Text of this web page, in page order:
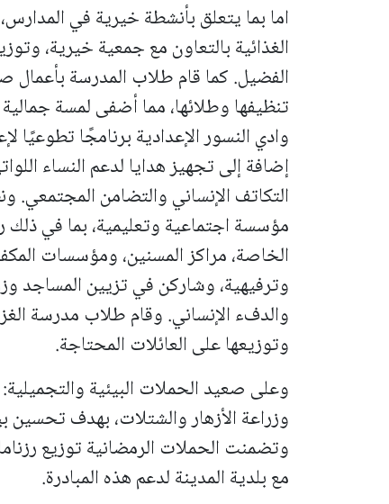
اما بما يتعلق بأنشطة خيرية في
الغذائية بالتعاون مع جمعية خيرية،
الفضيل. كما قام طلاب المدرسة
تنظيفها وطلائها، مما أضفى لمسة
وادي النسور الإعدادية برنامجًا تطوعيًا
إضافة إلى تجهيز هدايا لدعم النساء
مؤسسة اجتماعية وتعليمية، بما في ذلك
الخاصة، مراكز المسنين، ومؤسسات
وترفيهية، وشاركن في تزيين المساجد
والدفء الإنساني. وقام طلاب مدرسة
وتوزيعها على العائلات المحتاجة.
وزراعة الأزهار والشتلات، بهدف تحسين
وتضمنت الحملات الرمضانية توزيع
مع بلدية المدينة لدعم هذه المبادرة.